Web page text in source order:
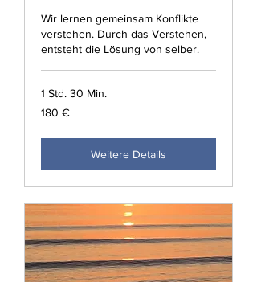
Wir lernen gemeinsam Konflikte
verstehen. Durch das Verstehen,
entsteht die Lösung von selber.
1 Std. 30 Min.
180
Euro
180 €
Weitere Details